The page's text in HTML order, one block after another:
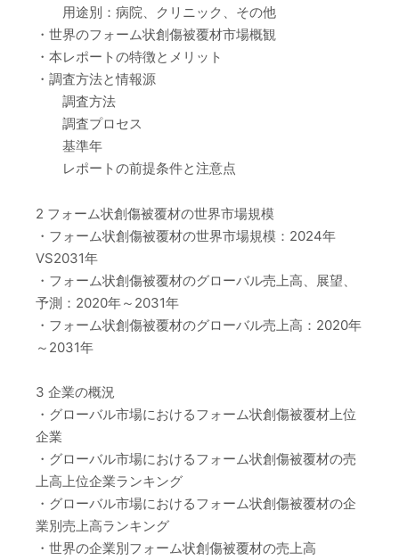
用途別：病院、クリニック、その他
・世界のフォーム状創傷被覆材市場概観
・本レポートの特徴とメリット
・調査方法と情報源
調査方法
調査プロセス
基準年
レポートの前提条件と注意点
2 フォーム状創傷被覆材の世界市場規模
・フォーム状創傷被覆材の世界市場規模：2024年
VS2031年
・フォーム状創傷被覆材のグローバル売上高、展望、
予測：2020年～2031年
・フォーム状創傷被覆材のグローバル売上高：2020年
～2031年
3 企業の概況
・グローバル市場におけるフォーム状創傷被覆材上位
企業
・グローバル市場におけるフォーム状創傷被覆材の売
上高上位企業ランキング
・グローバル市場におけるフォーム状創傷被覆材の企
業別売上高ランキング
・世界の企業別フォーム状創傷被覆材の売上高